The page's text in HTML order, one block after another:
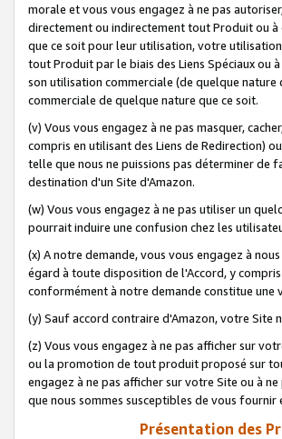
morale et vous vous engagez à ne pas
directement ou indirectement tout Produit ou à
que ce soit pour leur utilisation, votre
tout Produit par le biais des Liens Spéciaux ou
son utilisation commerciale (de quelque
commerciale de quelque nature que ce soit.
(v) Vous vous engagez à ne pas masquer,
compris en utilisant des Liens de Redirection)
telle que nous ne puissions pas déterminer de
destination d'un Site d'Amazon.
(w) Vous vous engagez à ne pas utiliser un
pourrait induire une confusion chez les
(x) A notre demande, vous vous engagez à
égard à toute disposition de l'Accord, y
conformément à notre demande constitue
(y) Sauf accord contraire d'Amazon, votre
(z) Vous vous engagez à ne pas afficher sur
ou la promotion de tout produit proposé sur
engagez à ne pas afficher sur votre Site ou à
que nous sommes susceptibles de vous
Présentation des